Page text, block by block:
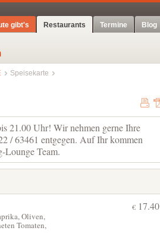
Blog
Termine
Restaurants
gibt's
Speisekarte
21.00 Uhr! Wir nehmen gerne Ihre
/ 63461 entgegen. Auf Ihr kommen
Lounge Team.
Oliven,
Tomaten,
€ 17.40